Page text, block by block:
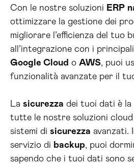
Con le nostre soluzioni ERP
ottimizzare la gestione dei
migliorare l’efficienza del tuo
all’integrazione con i
Google Cloud o AWS, puoi
funzionalità avanzate per il
La sicurezza dei tuoi dati è
tutte le nostre soluzioni
sistemi di sicurezza avanzati.
servizio di backup, puoi
sapendo che i tuoi dati sono